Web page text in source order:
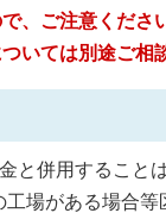
、ご注意くださ
いては別途ご相
と併用すること
工場がある場合等